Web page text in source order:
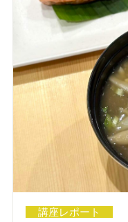
講座レポート